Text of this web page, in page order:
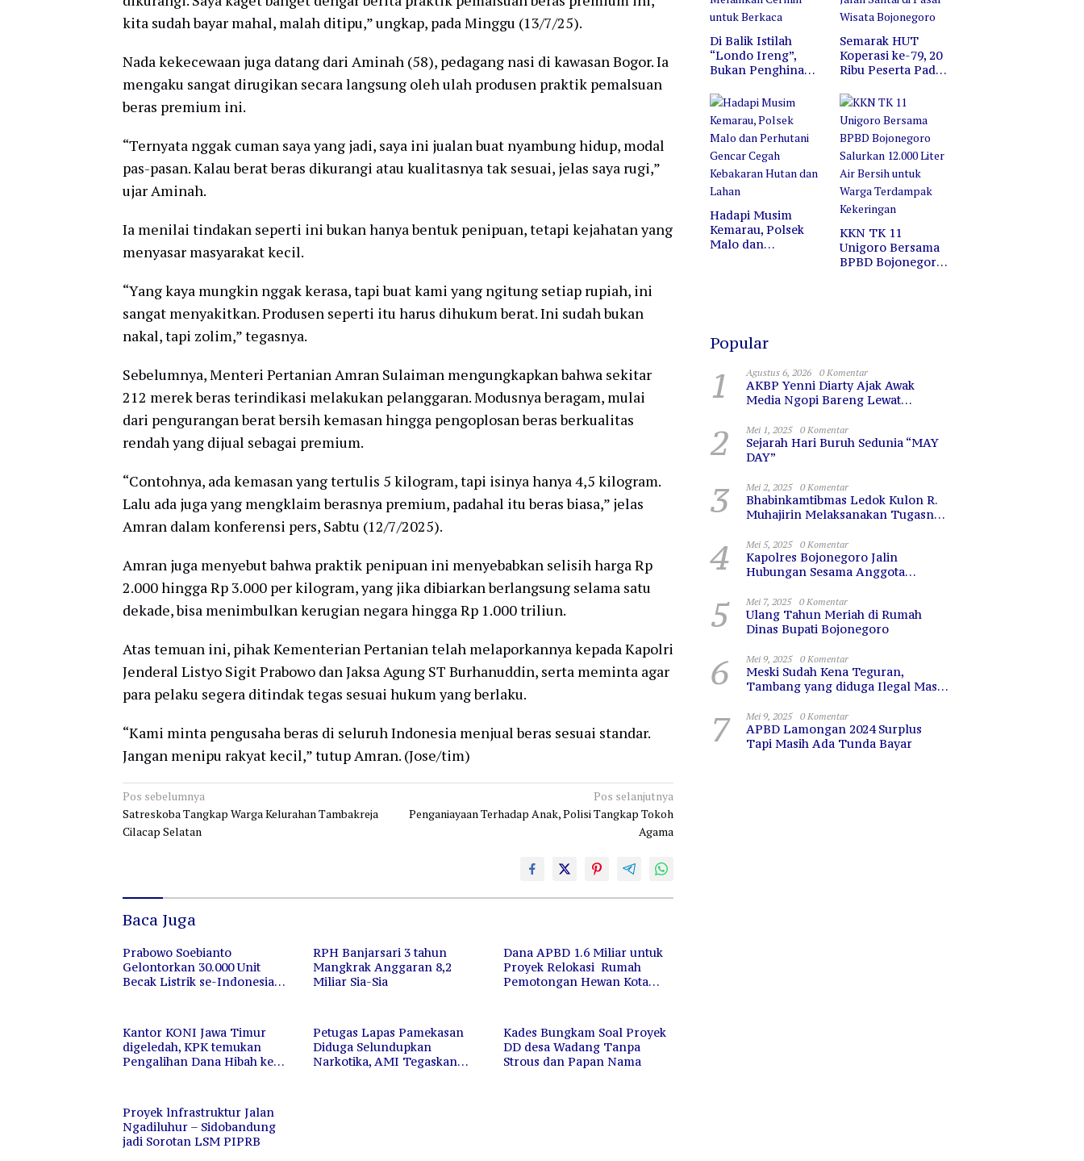
kita sudah bayar mahal, malah ditipu,” ungkap, pada Minggu (13/7/25).
Nada kekecewaan juga datang dari Aminah (58), pedagang nasi di kawasan Bogor. Ia
mengaku sangat dirugikan secara langsung oleh ulah produsen praktik pemalsuan
beras premium ini.
“Ternyata nggak cuman saya yang jadi, saya ini jualan buat nyambung hidup, modal
pas-pasan. Kalau berat beras dikurangi atau kualitasnya tak sesuai, jelas saya rugi,”
ujar Aminah.
Ia menilai tindakan seperti ini bukan hanya bentuk penipuan, tetapi kejahatan yang
menyasar masyarakat kecil.
“Yang kaya mungkin nggak kerasa, tapi buat kami yang ngitung setiap rupiah, ini
sangat menyakitkan. Produsen seperti itu harus dihukum berat. Ini sudah bukan
nakal, tapi zolim,” tegasnya.
Sebelumnya, Menteri Pertanian Amran Sulaiman mengungkapkan bahwa sekitar
212 merek beras terindikasi melakukan pelanggaran. Modusnya beragam, mulai
dari pengurangan berat bersih kemasan hingga pengoplosan beras berkualitas
rendah yang dijual sebagai premium.
“Contohnya, ada kemasan yang tertulis 5 kilogram, tapi isinya hanya 4,5 kilogram.
Lalu ada juga yang mengklaim berasnya premium, padahal itu beras biasa,” jelas
Amran dalam konferensi pers, Sabtu (12/7/2025).
Amran juga menyebut bahwa praktik penipuan ini menyebabkan selisih harga Rp
2.000 hingga Rp 3.000 per kilogram, yang jika dibiarkan berlangsung selama satu
dekade, bisa menimbulkan kerugian negara hingga Rp 1.000 triliun.
Atas temuan ini, pihak Kementerian Pertanian telah melaporkannya kepada Kapolri
Jenderal Listyo Sigit Prabowo dan Jaksa Agung ST Burhanuddin, serta meminta agar
para pelaku segera ditindak tegas sesuai hukum yang berlaku.
“Kami minta pengusaha beras di seluruh Indonesia menjual beras sesuai standar.
Jangan menipu rakyat kecil,” tutup Amran. (Jose/tim)
Navigasi
pos
Pos sebelumnya
Satreskoba Tangkap Warga Kelurahan Tambakreja
Cilacap Selatan
Pos selanjutnya
Penganiayaan Terhadap Anak, Polisi Tangkap Tokoh
Agama
Baca Juga
Prabowo Soebianto
Gelontorkan 30.000 Unit
Becak Listrik se-Indonesia
RPH Banjarsari 3 tahun
Mangkrak Anggaran 8,2
Miliar Sia-Sia
Dana APBD 1.6 Miliar untuk
Proyek Relokasi Rumah
Pemotongan Hewan Kota
Kantor KONI Jawa Timur
digeledah, KPK temukan
Pengalihan Dana Hibah ke
Petugas Lapas Pamekasan
Diduga Selundupkan
Narkotika, AMI Tegaskan
Kades Bungkam Soal Proyek
DD desa Wadang Tanpa
Strous dan Papan Nama
Proyek lnfrastruktur Jalan
Ngadiluhur – Sidobandung
jadi Sorotan LSM PIPRB
Di Balik Istilah
“Londo Ireng”,
Bukan Penghinaan
Cermin untuk
Berkaca
Semarak HUT
Koperasi ke-79, 20
Ribu Peserta Padati
Pasar Wisata
Bojonegoro
Hadapi Musim
Kemarau, Polsek
Malo dan
KKN TK 11
Unigoro Bersama
BPBD Bojonegoro
Popular
1 Agustus 6, 2026 0 Komentar
AKBP Yenni Diarty Ajak Awak
Media Ngopi Bareng Lewat
Sinergi
2 Mei 1, 2025 0 Komentar
Sejarah Hari Buruh Sedunia “MAY
DAY”
3 Mei 2, 2025 0 Komentar
Bhabinkamtibmas Ledok Kulon R.
Muhajirin Melaksanakan Tugasnya
4 Mei 5, 2025 0 Komentar
Kapolres Bojonegoro Jalin
Hubungan Sesama Anggota
5 Mei 7, 2025 0 Komentar
Ulang Tahun Meriah di Rumah
Dinas Bupati Bojonegoro
6 Mei 9, 2025 0 Komentar
Meski Sudah Kena Teguran,
Tambang yang diduga Ilegal Masih
7 Mei 9, 2025 0 Komentar
APBD Lamongan 2024 Surplus
Tapi Masih Ada Tunda Bayar